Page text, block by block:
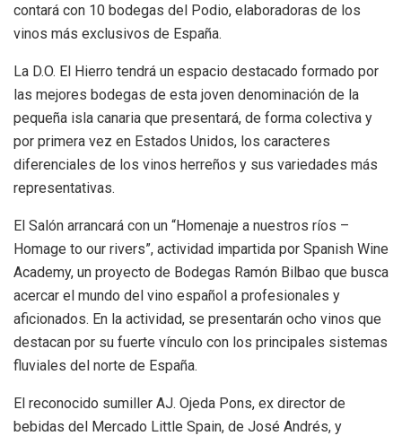
contará con 10 bodegas del Podio, elaboradoras de los
vinos más exclusivos de España.
La D.O. El Hierro tendrá un espacio destacado formado por
las mejores bodegas de esta joven denominación de la
pequeña isla canaria que presentará, de forma colectiva y
por primera vez en Estados Unidos, los caracteres
diferenciales de los vinos herreños y sus variedades más
representativas.
El Salón arrancará con un “Homenaje a nuestros ríos –
Homage to our rivers”, actividad impartida por Spanish Wine
Academy, un proyecto de Bodegas Ramón Bilbao que busca
acercar el mundo del vino español a profesionales y
aficionados. En la actividad, se presentarán ocho vinos que
destacan por su fuerte vínculo con los principales sistemas
fluviales del norte de España.
El reconocido sumiller AJ. Ojeda Pons, ex director de
bebidas del Mercado Little Spain, de José Andrés, y